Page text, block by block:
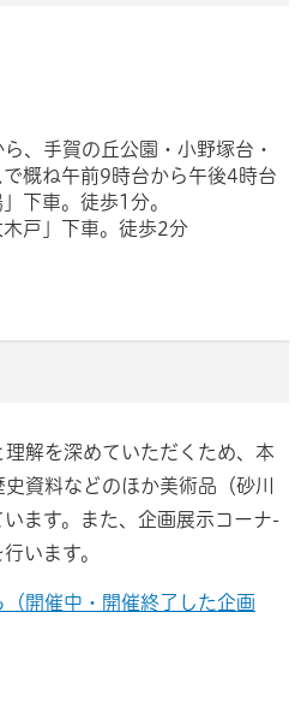
ら、手賀の丘公園・小野塚台・
概ね午前9時台から午後4時台
下車。徒歩1分。
戸」下車。徒歩2分
理解を深めていただくため、本
資料などのほか美術品（砂川
ます。また、企画展示コーナ-
います。
開催中・開催終了した企画